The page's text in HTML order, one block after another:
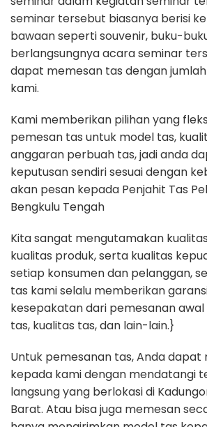
seminar tersebut biasanya berisi
bawaan seperti souvenir, buku-
berlangsungnya acara seminar
dapat memesan tas dengan
kami.
Kami memberikan pilihan yang
pemesan tas untuk model tas,
anggaran perbuah tas, jadi anda
keputusan sendiri sesuai dengan
akan pesan kepada Penjahit Tas
Bengkulu Tengah
Kita sangat mengutamakan
kualitas produk, serta kualitas
setiap konsumen dan pelanggan,
tas kami selalu memberikan
kesepakatan dari pemesanan
tas, kualitas tas, dan lain-lain.}
Untuk pemesanan tas, Anda dapat
kepada kami dengan mendatangi
langsung yang berlokasi di
Barat. Atau bisa juga memesan